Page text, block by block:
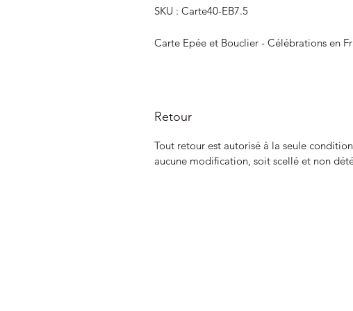
SKU : Carte40-EB7.5
Carte Epée et Bouclier - Célébrations en
Retour
Tout retour est autorisé à la seule
aucune modification, soit scellé et non